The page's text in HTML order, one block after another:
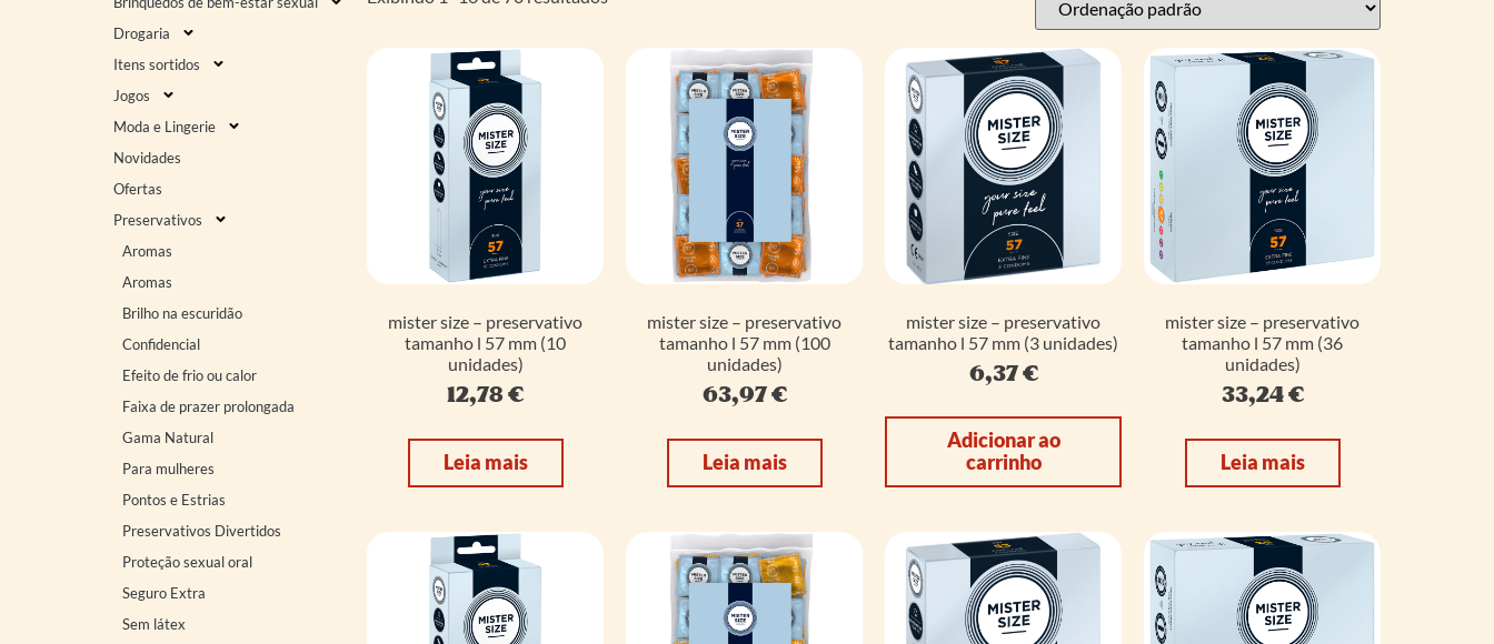
Drogaria
Itens sortidos
Jogos
Moda e Lingerie
Novidades
Ofertas
Preservativos
Aromas
Aromas
Brilho na escuridão
Confidencial
Efeito de frio ou calor
Faixa de prazer prolongada
Gama Natural
Para mulheres
Pontos e Estrias
Preservativos Divertidos
Proteção sexual oral
Seguro Extra
Sem látex
mister size – preservativo
tamanho l 57 mm (10
unidades)
12,78€
Leia mais
mister size – preservativo
tamanho l 57 mm (100
unidades)
63,97€
Leia mais
mister size – preservativo
tamanho l 57 mm (3 unidades)
6,37€
Adicionar ao
carrinho
mister size – preservativo
tamanho l 57 mm (36
unidades)
33,24€
Leia mais